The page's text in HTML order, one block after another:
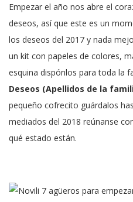
Empezar el año nos abre el
deseos, así que este es un
los deseos del 2017 y nada
un kit con papeles de colores,
esquina dispónlos para toda la
Deseos (Apellidos de la
pequeño cofrecito guárdalos
mediados del 2018 reúnanse
qué estado están.